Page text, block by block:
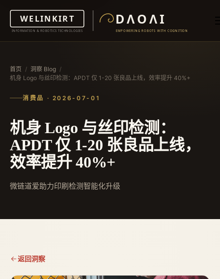
首页 / 洞察 Blog /
机身 Logo 与丝印检测：APDT 仅 1-20 张良品上线，效率提升 40%+
消费品 · 2026-07-01
机身 Logo 与丝印检测：
APDT 仅 1-20 张良品上线，
效率提升 40%+
微链道爱助力印刷检测智能化升级
返回洞察